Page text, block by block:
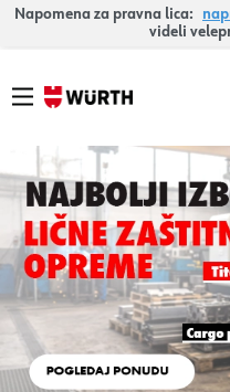
Napomena za pravna lica:
videli